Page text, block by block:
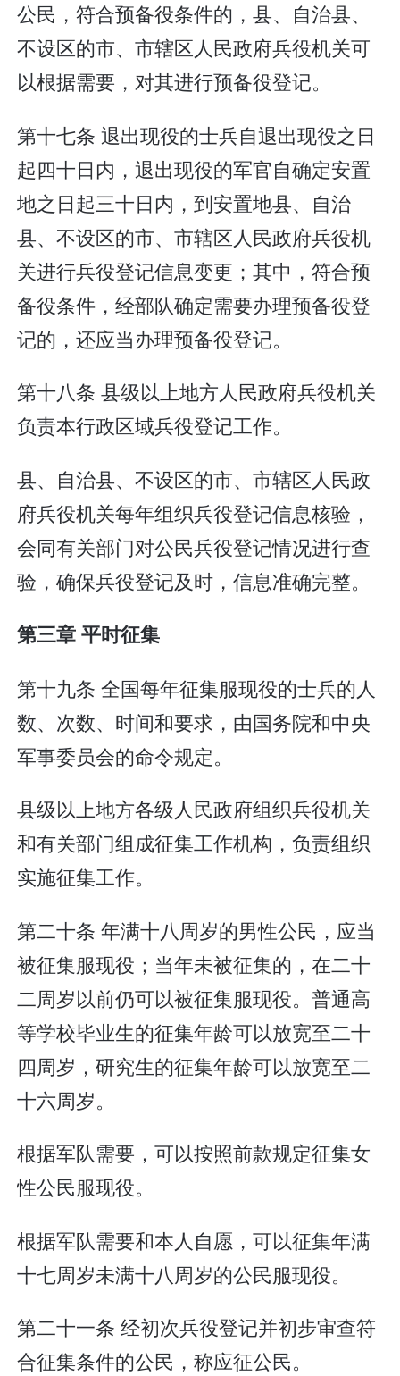
公民，符合预备役条件的，县、自治县、
不设区的市、市辖区人民政府兵役机关可
以根据需要，对其进行预备役登记。
第十七条 退出现役的士兵自退出现役之日
起四十日内，退出现役的军官自确定安置
地之日起三十日内，到安置地县、自治
县、不设区的市、市辖区人民政府兵役机
关进行兵役登记信息变更；其中，符合预
备役条件，经部队确定需要办理预备役登
记的，还应当办理预备役登记。
第十八条 县级以上地方人民政府兵役机关
负责本行政区域兵役登记工作。
县、自治县、不设区的市、市辖区人民政
府兵役机关每年组织兵役登记信息核验，
会同有关部门对公民兵役登记情况进行查
验，确保兵役登记及时，信息准确完整。
第三章 平时征集
第十九条 全国每年征集服现役的士兵的人
数、次数、时间和要求，由国务院和中央
军事委员会的命令规定。
县级以上地方各级人民政府组织兵役机关
和有关部门组成征集工作机构，负责组织
实施征集工作。
第二十条 年满十八周岁的男性公民，应当
被征集服现役；当年未被征集的，在二十
二周岁以前仍可以被征集服现役。普通高
等学校毕业生的征集年龄可以放宽至二十
四周岁，研究生的征集年龄可以放宽至二
十六周岁。
根据军队需要，可以按照前款规定征集女
性公民服现役。
根据军队需要和本人自愿，可以征集年满
十七周岁未满十八周岁的公民服现役。
第二十一条 经初次兵役登记并初步审查符
合征集条件的公民，称应征公民。